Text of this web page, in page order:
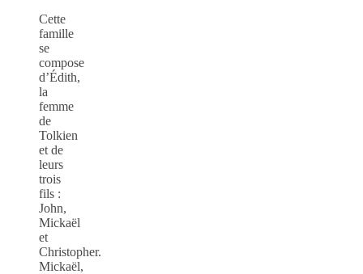
Cette
famille
se
compose
d’Édith,
la
femme
de
Tolkien
et de
leurs
trois
fils :
John,
Mickaël
et
Christopher.
Mickaël,